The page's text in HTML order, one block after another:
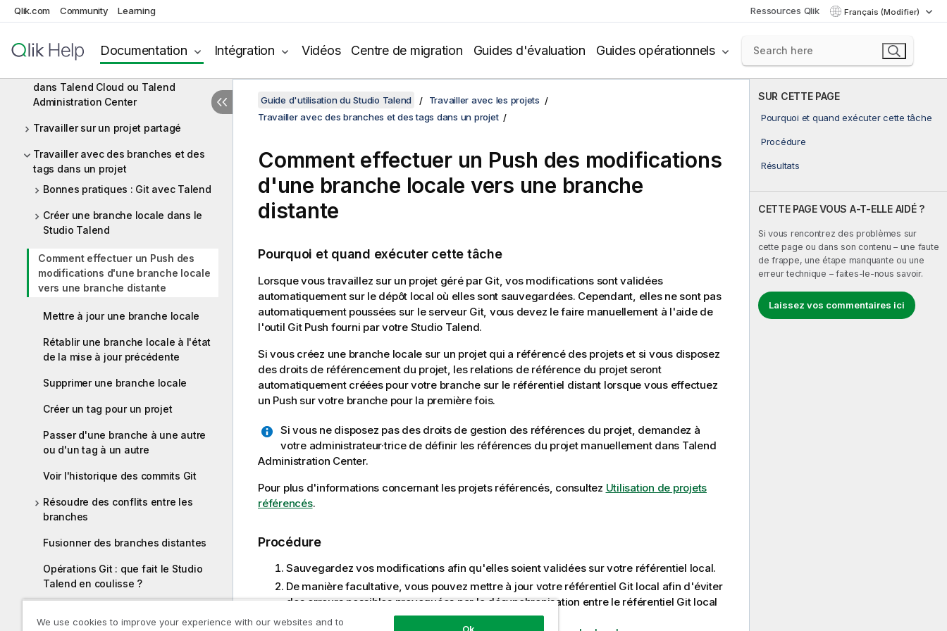
Qlik.com Community Learning Ressources Qlik Français (Modifier)
Documentation Intégration Vidéos Centre de migration Guides d'évaluation Guides opérationnels
Signer des commits et des tags avec
standard
dans Talend Cloud ou Talend
Administration Center
Travailler sur un projet partagé
Travailler avec des branches et des
tags dans un projet
Bonnes pratiques : Git avec Talend
Créer une branche locale dans le
Studio Talend
Comment effectuer un Push des
modifications d'une branche locale
vers une branche distante
Mettre à jour une branche locale
Rétablir une branche locale à l'état
de la mise à jour précédente
Supprimer une branche locale
Créer un tag pour un projet
Passer d'une branche à une autre
ou d'un tag à un autre
Voir l'historique des commits Git
Résoudre des conflits entre les
branches
Fusionner des branches distantes
Opérations Git : que fait le Studio
Talend en coulisse ?
SUR CETTE PAGE
Pourquoi et quand exécuter cette tâche
Procédure
Résultats
CETTE PAGE VOUS A-T-ELLE AIDÉ ?
Si vous rencontrez des problèmes sur
cette page ou dans son contenu – une faute
de frappe, une étape manquante ou une
erreur technique – faites-le-nous savoir.
Laissez vos commentaires ici
Guide d'utilisation du Studio Talend
Travailler avec les projets
Travailler avec des branches et des tags dans un projet
Comment effectuer un Push des modifications
d'une branche locale vers une branche
distante
Pourquoi et quand exécuter cette tâche
Lorsque vous travaillez sur un projet géré par Git, vos modifications sont validées
automatiquement sur le dépôt local où elles sont sauvegardées. Cependant, elles ne sont pas
automatiquement poussées sur le serveur Git, vous devez le faire manuellement à l'aide de
l'outil Git Push fourni par votre Studio Talend.
Si vous créez une branche locale sur un projet qui a référencé des projets et si vous disposez
des droits de référencement du projet, les relations de référence du projet seront
automatiquement créées pour votre branche sur le référentiel distant lorsque vous effectuez
un Push sur votre branche pour la première fois.
Si vous ne disposez pas des droits de gestion des références du projet, demandez à
votre administrateur·trice de définir les références du projet manuellement dans Talend
Administration Center.
Pour plus d'informations concernant les projets référencés, consultez Utilisation de projets
référencés.
Procédure
Sauvegardez vos modifications afin qu'elles soient validées sur votre référentiel local.
De manière facultative, vous pouvez mettre à jour votre référentiel Git local afin d'éviter
des erreurs possibles provoquées par la désynchronisation entre le référentiel Git local
et le serveur.
We use cookies to improve your experience with our websites and to